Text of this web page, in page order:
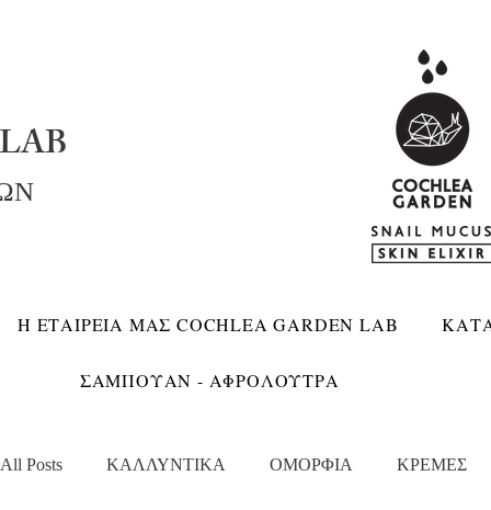
Η ΕΤΑΙΡΕΙΑ ΜΑΣ COCHLEA GARDEN LAB
ΣΑΜΠΟΥΑΝ - ΑΦΡΟΛΟΥΤΡΑ
All Posts ΚΑΛΛΥΝΤΙΚΑ ΟΜΟΡΦΙΑ ΚΡΕΜΕΣ